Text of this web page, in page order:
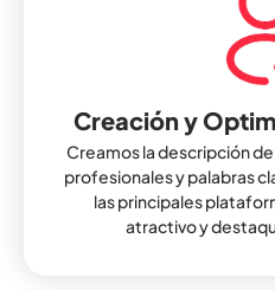
Creación y
Creamos la descripción
profesionales y palabras
las principales
atractivo y